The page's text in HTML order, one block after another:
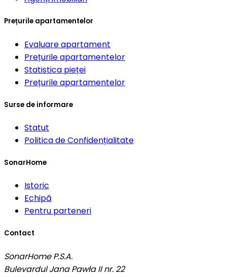
Prețurile apartamentelor
Evaluare apartament
Prețurile apartamentelor
Statistica pieței
Prețurile apartamentelor
Surse de informare
Statut
Politica de Confidențialitate
SonarHome
Istoric
Echipă
Pentru parteneri
Contact
SonarHome P.S.A.
Bulevardul Jana Pawła II nr. 22